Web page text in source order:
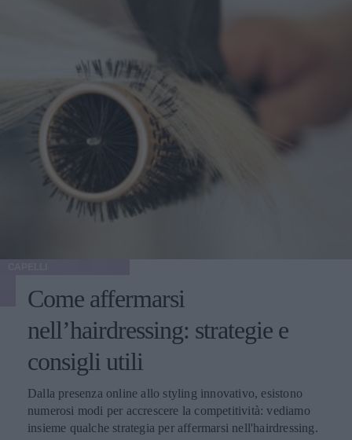
Come affermarsi
nell’hairdressing: strategie e
consigli utili
Dalla presenza online allo styling innovativo, esistono
numerosi modi per accrescere la competitività: vediamo
insieme qualche strategia per affermarsi nell'hairdressing.